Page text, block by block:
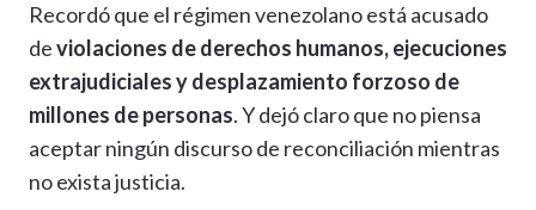
Recordó que el régimen venezolano está acusado
deviolaciones de derechos humanos, ejecuciones
extrajudiciales y desplazamiento forzoso de
millones de personas. Y dejó claro que no piensa
aceptar ningún discurso de reconciliación mientras
no exista justicia.